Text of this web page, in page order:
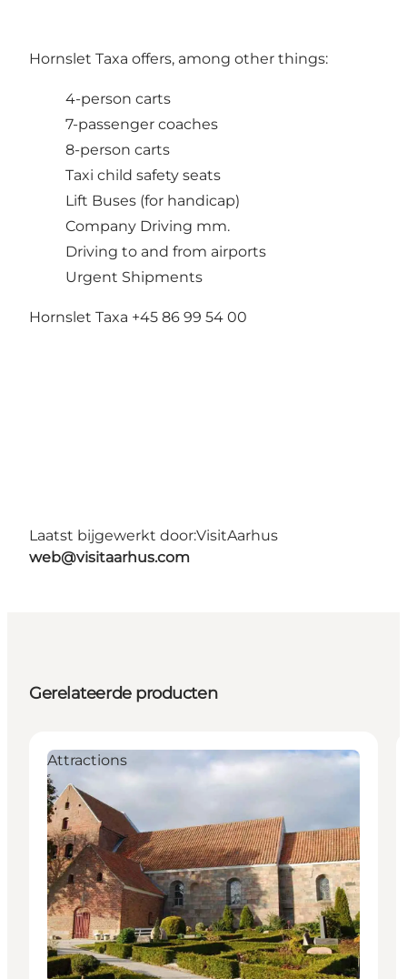
Hornslet Taxa offers, among other things:
4-person carts
7-passenger coaches
8-person carts
Taxi child safety seats
Lift Buses (for handicap)
Company Driving mm.
Driving to and from airports
Urgent Shipments
Hornslet Taxa +45 86 99 54 00
Laatst bijgewerkt door:VisitAarhus
web@visitaarhus.com
Gerelateerde producten
Attractions